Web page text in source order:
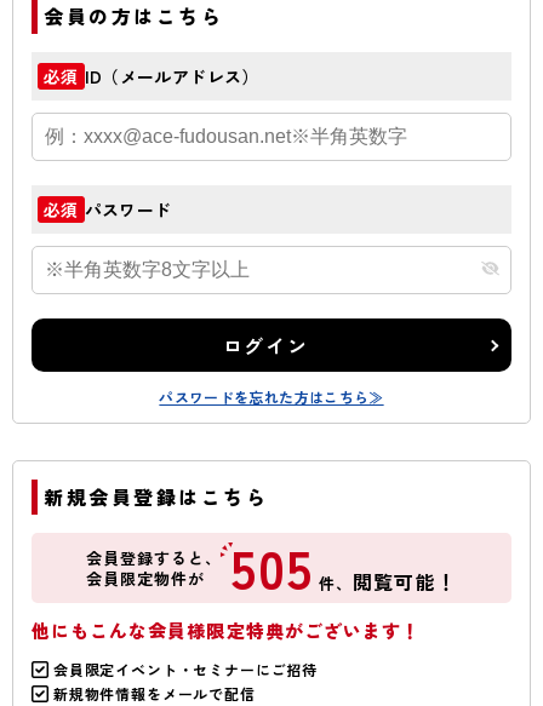
会員の方はこちら
必須 ID（メールアドレス）
必須 パスワード
ログイン
パスワードを忘れた方はこちら≫
新規会員登録はこちら
会員登録すると、
会員限定物件が
505 件、 閲覧可能！
他にもこんな会員様限定特典がございます！
会員限定イベント・セミナーにご招待
新規物件情報をメールで配信